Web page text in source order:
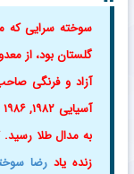
گلستان بود، از
آزاد و فرنگی
به مدال طلا رسید.
زنده یادرضا